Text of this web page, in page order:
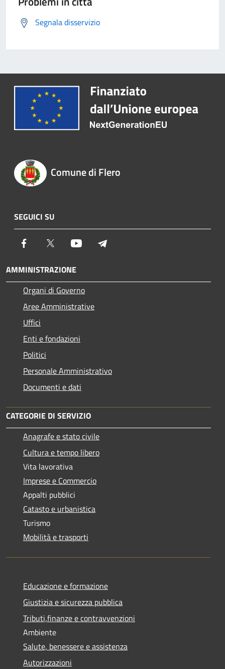
Segnala disservizio
Comune di Flero
SEGUICI SU
Facebook Twitter Youtube
AMMINISTRAZIONE
Organi di Governo
Aree Amministrative
Uffici
Enti e fondazioni
Politici
Personale Amministrativo
Documenti e dati
CATEGORIE DI SERVIZIO
Anagrafe e stato civile
Cultura e tempo libero
Vita lavorativa
Imprese e Commercio
Appalti pubblici
Catasto e urbanistica
Turismo
Mobilità e trasporti
Educazione e formazione
Giustizia e sicurezza pubblica
Tributi,finanze e contravvenzioni
Ambiente
Salute, benessere e assistenza
Autorizzazioni